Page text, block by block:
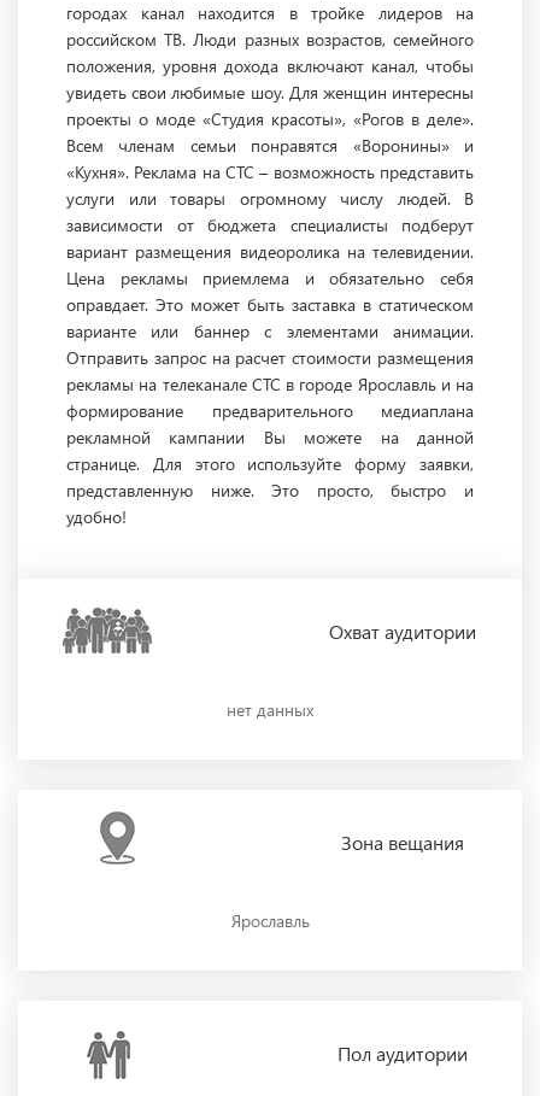
городах канал находится в тройке лидеров на
российском ТВ. Люди разных возрастов, семейного
положения, уровня дохода включают канал, чтобы
увидеть свои любимые шоу. Для женщин интересны
проекты о моде «Студия красоты», «Рогов в деле».
Всем членам семьи понравятся «Воронины» и
«Кухня». Реклама на СТС – возможность представить
услуги или товары огромному числу людей. В
зависимости от бюджета специалисты подберут
вариант размещения видеоролика на телевидении.
Цена рекламы приемлема и обязательно себя
оправдает. Это может быть заставка в статическом
варианте или баннер с элементами анимации.
Отправить запрос на расчет стоимости размещения
рекламы на телеканале СТС в городе Ярославль и на
формирование предварительного медиаплана
рекламной кампании Вы можете на данной
странице. Для этого используйте форму заявки,
представленную ниже. Это просто, быстро и
удобно!
Охватаудитории
нет данных
Зона вещания
Ярославль
Полаудитории